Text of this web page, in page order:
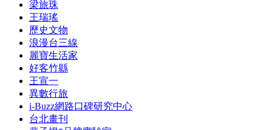
梁旅珠
王瑞瑤
歷史文物
浪漫台三線
麗寶生活家
好客竹縣
王宣一
異數行旅
i-Buzz網路口碑研究中心
台北畫刊